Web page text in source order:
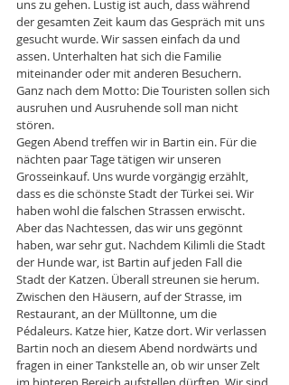
uns zu gehen. Lustig ist auch, dass während
der gesamten Zeit kaum das Gespräch mit uns
gesucht wurde. Wir sassen einfach da und
assen. Unterhalten hat sich die Familie
miteinander oder mit anderen Besuchern.
Ganz nach dem Motto: Die Touristen sollen sich
ausruhen und Ausruhende soll man nicht
stören.
Gegen Abend treffen wir in Bartin ein. Für die
nächten paar Tage tätigen wir unseren
Grosseinkauf. Uns wurde vorgängig erzählt,
dass es die schönste Stadt der Türkei sei. Wir
haben wohl die falschen Strassen erwischt.
Aber das Nachtessen, das wir uns gegönnt
haben, war sehr gut. Nachdem Kilimli die Stadt
der Hunde war, ist Bartin auf jeden Fall die
Stadt der Katzen. Überall streunen sie herum.
Zwischen den Häusern, auf der Strasse, im
Restaurant, an der Mülltonne, um die
Pédaleurs. Katze hier, Katze dort. Wir verlassen
Bartin noch an diesem Abend nordwärts und
fragen in einer Tankstelle an, ob wir unser Zelt